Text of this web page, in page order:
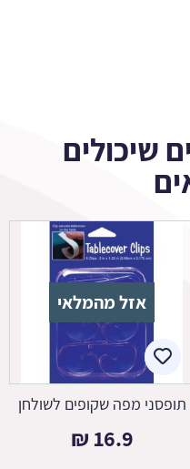
שיכולים
אזל מהמלאי
תופסני מפה שקופים לשולחן
16.9
₪